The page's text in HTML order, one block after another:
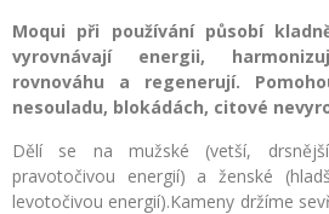
Moqui při používání působí
vyrovnávají energii,
rovnováhu a regenerují.
nesouladu, blokádách, citové
Dělí se na mužské (vetší,
pravotočivou energií) a ženské
levotočivou energií).Kameny držíme